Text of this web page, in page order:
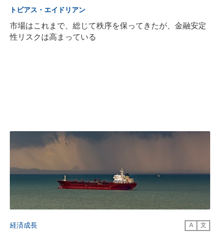
トビアス・エイドリアン
市場はこれまで、総じて秩序を保ってきたが、金融安定
性リスクは高まっている
経済成長 A 文